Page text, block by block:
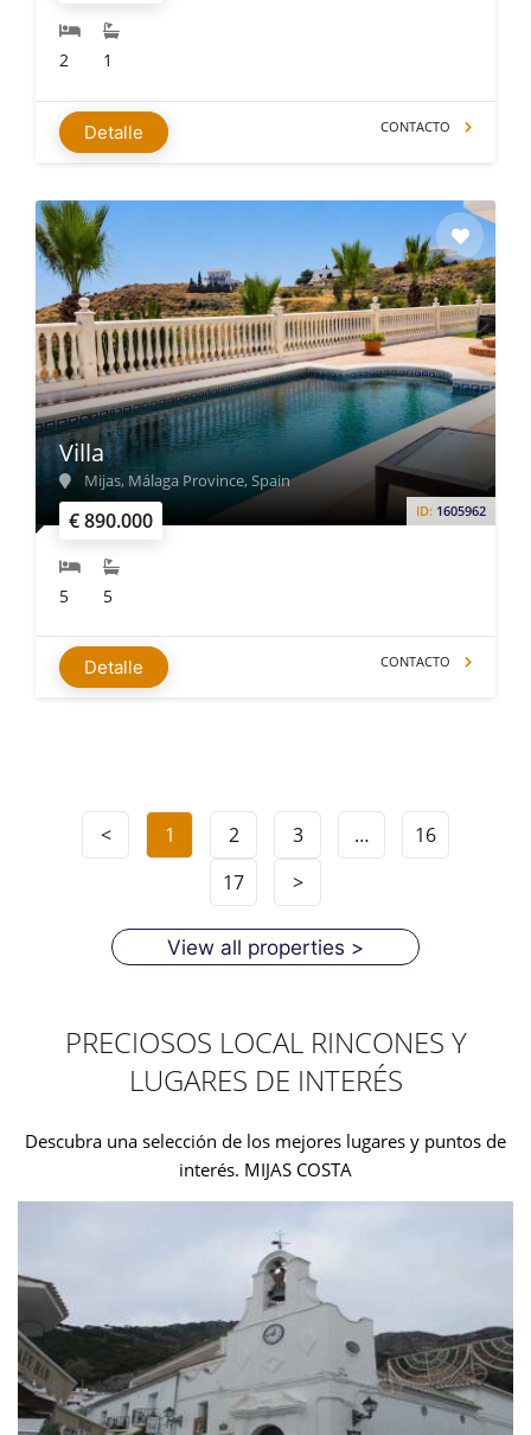
2 1
Detalle CONTACTO
€ 890.000 ID: 1605962
Villa
Mijas, Málaga Province, Spain
5 5
Detalle CONTACTO
< 1 2 3 …
16
17
>
View all properties >
PRECIOSOS LOCAL RINCONES Y
LUGARES DE INTERÉS
Descubra una selección de los mejores lugares y puntos de
interés. MIJAS COSTA